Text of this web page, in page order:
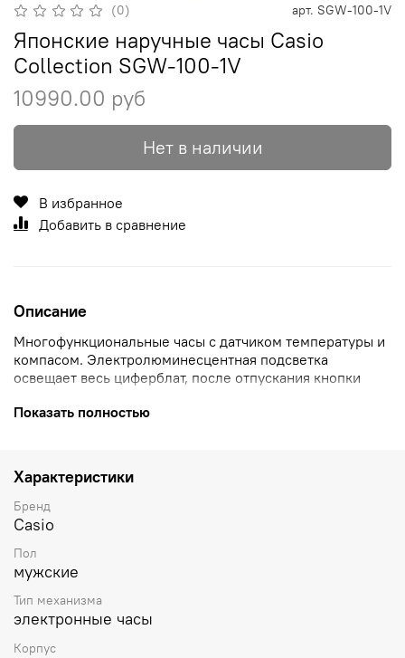
(0) арт. SGW-100-1V
Японские наручные часы Casio
Collection SGW-100-1V
10990.00 руб
Нет в наличии
В избранное
Добавить в сравнение
Описание
Многофункциональные часы с датчиком температуры и
компасом. Электролюминесцентная подсветка
освещает весь циферблат, после отпускания кнопки
Отображение текущего времени в основных городах и
Таймер
часов рассчитан на работу при низких температурах.
Показать полностью
Характеристики
Бренд
Casio
Пол
мужские
Тип механизма
электронные часы
Корпус